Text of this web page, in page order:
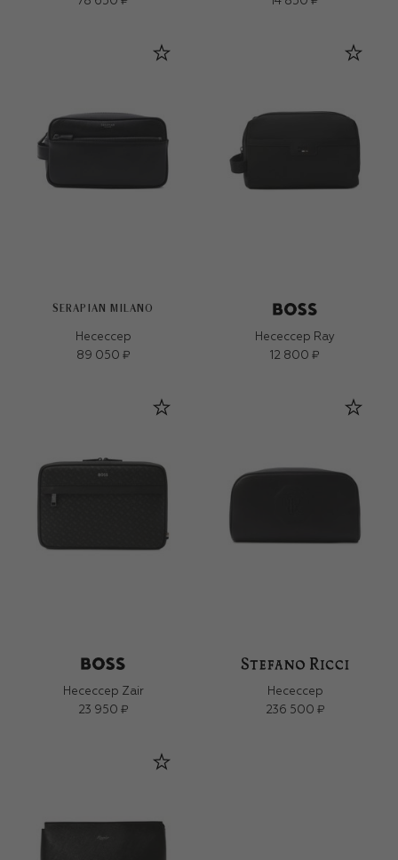
SERAPIAN MILANO
Несессер
89 050 ₽
Несессер Ray
12 800 ₽
Несессер Zair
23 950 ₽
Несессер
236 500 ₽